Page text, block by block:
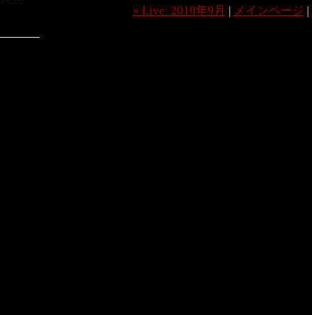
« Live: 2010年9月 | メインページ |